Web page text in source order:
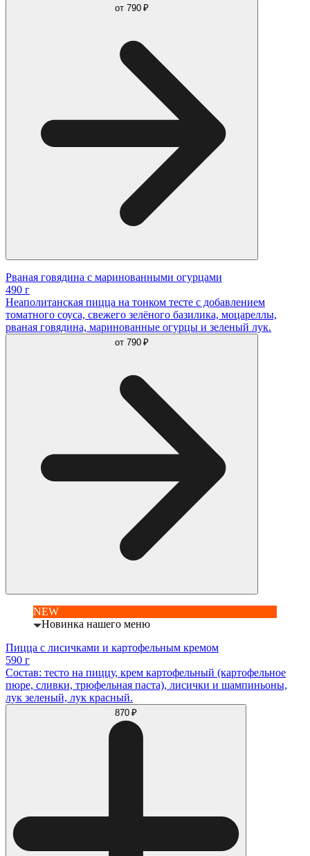
от 790 ₽
Рваная говядина с маринованными огурцами
490 г
Неаполитанская пицца на тонком тесте с добавлением
томатного соуса, свежего зелёного базилика, моцареллы,
рваная говядина, маринованные огурцы и зеленый лук.
от 790 ₽
NEW
Новинка нашего меню
Пицца с лисичками и картофельным кремом
590 г
Состав: тесто на пиццу, крем картофельный (картофельное
пюре, сливки, трюфельная паста), лисички и шампиньоны,
лук зеленый, лук красный.
870 ₽